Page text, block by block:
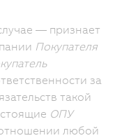
— признает
Покупателя
за
такой
ОПУ
любой